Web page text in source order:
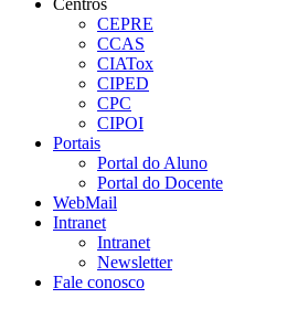
Centros
CEPRE
CCAS
CIATox
CIPED
CPC
CIPOI
Portais
Portal do Aluno
Portal do Docente
WebMail
Intranet
Intranet
Newsletter
Fale conosco